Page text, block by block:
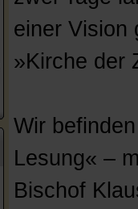
einer Vision
»Kirche der
Wir
Lesung« –
Bischof